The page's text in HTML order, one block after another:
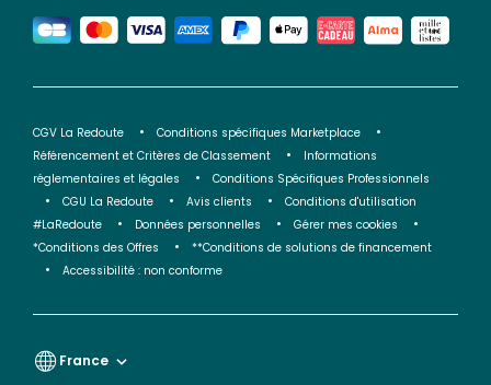
CGV La Redoute
Conditions spécifiques Marketplace
Référencement et Critères de Classement
Informations
réglementaires et légales
Conditions Spécifiques Professionnels
CGU La Redoute
Avis clients
Conditions d'utilisation
#LaRedoute
Données personnelles
Gérer mes cookies
*Conditions des Offres
**Conditions de solutions de financement
Accessibilité : non conforme
France